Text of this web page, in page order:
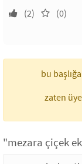
(2) (0)
bu
zaten
"mezara çiçek